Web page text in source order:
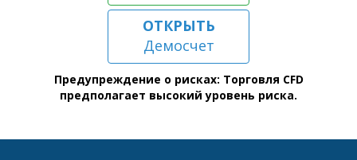
ОТКРЫТЬ
Демосчет
Предупреждение о рисках: Торговля CFD
предполагает высокий уровень риска.